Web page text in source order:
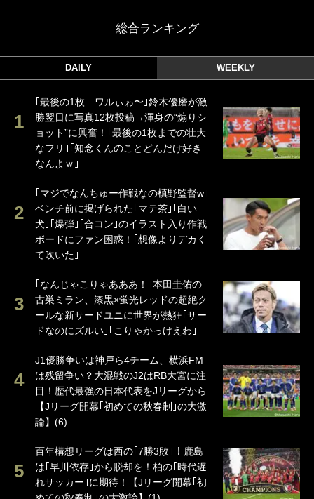
総合ランキング
DAILY WEEKLY
｢最後の1枚…ワルぃゎ〜｣鈴木優磨が激
勝翌日に写真12枚投稿→渾身の“煽りシ
ョット”に興奮！｢最後の1枚までの壮大
なフリ｣｢知念くんのことどんだけ好き
なんよｗ｣
｢マジでなんちゅー作戦なの槙野監督w｣
ベンチ前に掲げられた｢マテ茶｣｢白い
犬｣｢爆弾｣｢合コン｣のイラスト入り作戦
ボードにファン困惑！｢想像よりデカく
て吹いた｣
｢なんじゃこりゃあああ！｣本田圭佑の
古巣ミラン、漆黒×蛍光レッドの超絶ク
ールな新サードユニに世界が熱狂｢サー
ドなのにズルい｣｢こりゃかっけえわ｣
J1優勝争いは神戸ら4チーム、横浜FM
は残留争い？大混戦のJ2はRB大宮に注
目！歴代最強の日本代表をJリーグから
【Jリーグ開幕｢初めての秋春制｣の大激
論】(6)
百年構想リーグは西の｢7勝3敗｣！鹿島
は｢早川依存｣から脱却を！柏の｢時代遅
れサッカー｣に期待！【Jリーグ開幕｢初